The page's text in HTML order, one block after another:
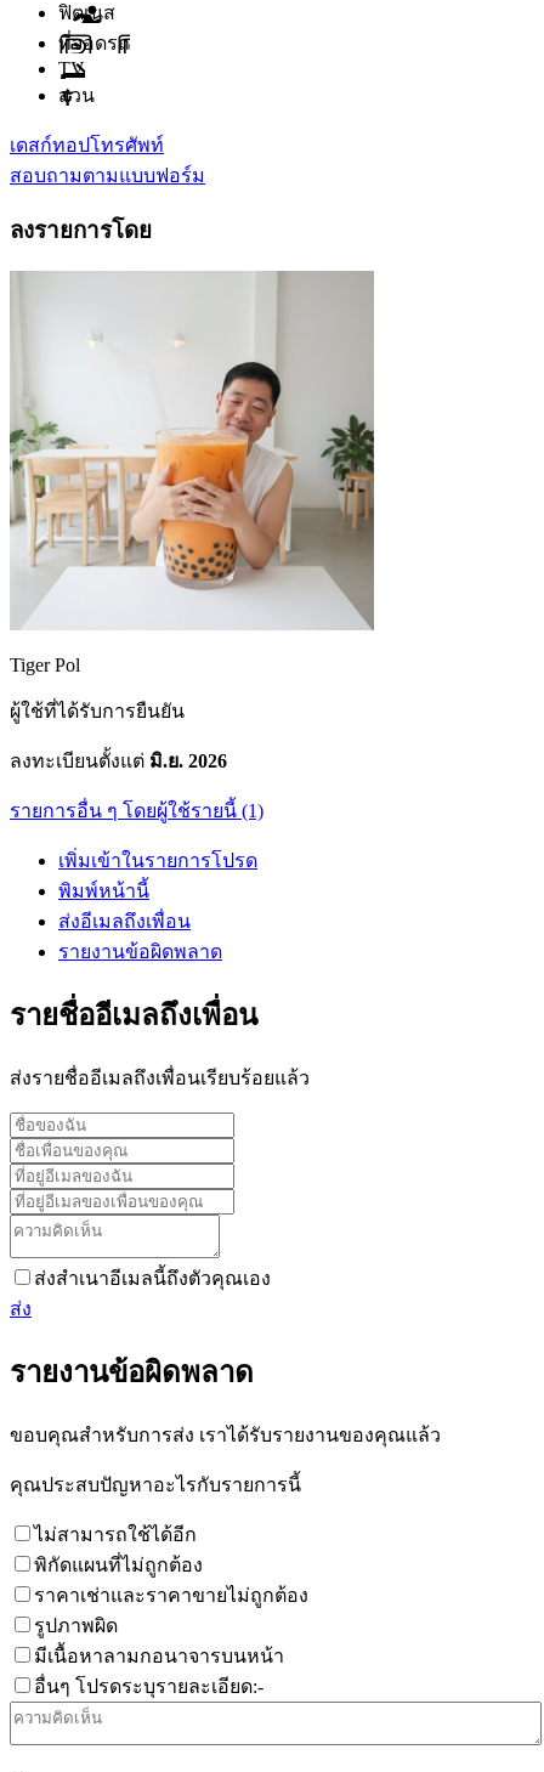
ฟิตเนส
ที่จอดรถ
TV
สวน
เดสก์ทอปโทรศัพท์
สอบถามตามแบบฟอร์ม
ลงรายการโดย
Tiger Pol
ผู้ใช้ที่ได้รับการยืนยัน
ลงทะเบียนตั้งแต่ มิ.ย. 2026
รายการอื่น ๆ โดยผู้ใช้รายนี้ (1)
เพิ่มเข้าในรายการโปรด
พิมพ์หน้านี้
ส่งอีเมลถึงเพื่อน
รายงานข้อผิดพลาด
รายชื่ออีเมลถึงเพื่อน
ส่งรายชื่ออีเมลถึงเพื่อนเรียบร้อยแล้ว
ส่งสำเนาอีเมลนี้ถึงตัวคุณเอง
ส่ง
รายงานข้อผิดพลาด
ขอบคุณสำหรับการส่ง เราได้รับรายงานของคุณแล้ว
คุณประสบปัญหาอะไรกับรายการนี้
ไม่สามารถใช้ได้อีก
พิกัดแผนที่ไม่ถูกต้อง
ราคาเช่าและราคาขายไม่ถูกต้อง
รูปภาพผิด
มีเนื้อหาลามกอนาจารบนหน้า
อื่นๆ โปรดระบุรายละเอียด:-